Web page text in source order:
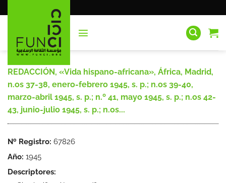
al
REDACCIÓN, «Vida hispano-africana», África, Madrid,
n.os 37-38, enero-febrero 1945, s. p.; n.os 39-40,
marzo-abril 1945, s. p.; n.º 41, mayo 1945, s. p.; n.os 42-
43, junio-julio 1945, s. p.; n.os...
Nº Registro: 67826
Año: 1945
Descriptores: